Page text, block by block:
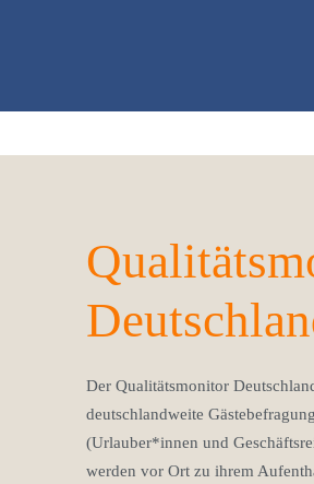
Der Qualitätsmonitor
deutschlandweite
(Urlauber*innen und
werden vor Ort zu ihrem